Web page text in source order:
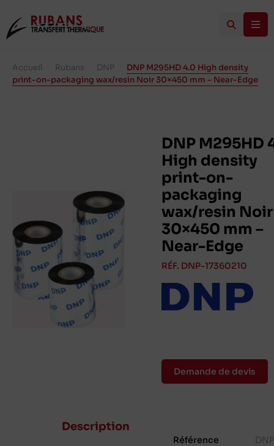
Accueil Rubans DNP
DNP M295HD 4.0 High density
print-on-packaging wax/resin Noir 30×450 mm – Near-Edge
DNP M295HD
High density
print-on-
packaging
wax/resin Noir
30×450 mm –
Near-Edge
RÉF. DNP-17360210
Demande de devis
Description
Référence